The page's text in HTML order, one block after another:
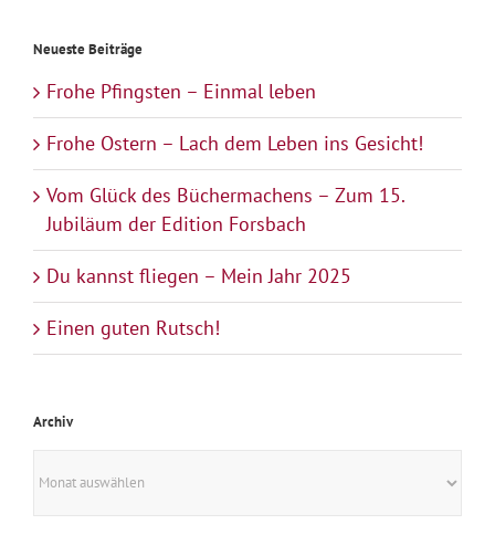
Neueste Beiträge
Frohe Pfingsten – Einmal leben
Frohe Ostern – Lach dem Leben ins Gesicht!
Vom Glück des Büchermachens – Zum 15.
Jubiläum der Edition Forsbach
Du kannst fliegen – Mein Jahr 2025
Einen guten Rutsch!
Archiv